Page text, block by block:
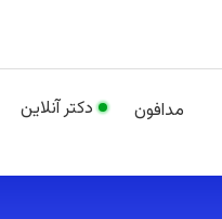
مدافون دکتر آنلاین